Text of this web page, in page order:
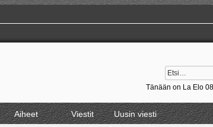
Tänään on La Elo
Aiheet Viestit
Uusin viesti